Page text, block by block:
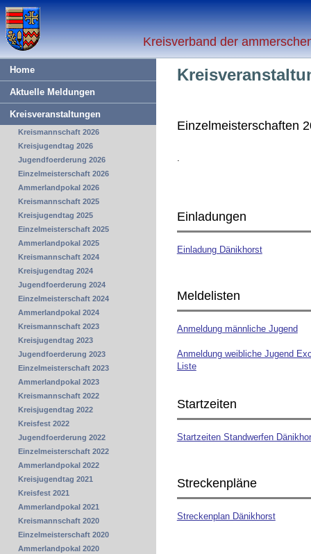
Kreisverband der
Einzelmeisterschaften
Einladungen
Einladung Dänikhorst
Meldelisten
Anmeldung männliche Jugend
Anmeldung weibliche Jugend
Liste
Startzeiten
Startzeiten Standwerfen
Streckenpläne
Streckenplan Dänikhorst
Home
Aktuelle Meldungen
Kreisveranstaltungen
Kreismannschaft 2026
Kreisjugendtag 2026
Jugendfoerderung 2026
Einzelmeisterschaft 2026
Ammerlandpokal 2026
Kreismannschaft 2025
Kreisjugendtag 2025
Einzelmeisterschaft 2025
Ammerlandpokal 2025
Kreismannschaft 2024
Kreisjugendtag 2024
Jugendfoerderung 2024
Einzelmeisterschaft 2024
Ammerlandpokal 2024
Kreismannschaft 2023
Kreisjugendtag 2023
Jugendfoerderung 2023
Einzelmeisterschaft 2023
Ammerlandpokal 2023
Kreismannschaft 2022
Kreisjugendtag 2022
Kreisfest 2022
Jugendfoerderung 2022
Einzelmeisterschaft 2022
Ammerlandpokal 2022
Kreisjugendtag 2021
Kreisfest 2021
Ammerlandpokal 2021
Kreismannschaft 2020
Einzelmeisterschaft 2020
Ammerlandpokal 2020